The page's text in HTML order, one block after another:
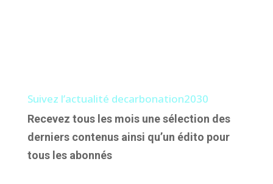
Suivez l’actualité decarbonation2030
Recevez tous les mois une sélection des
derniers contenus ainsi qu’un édito pour
tous les abonnés